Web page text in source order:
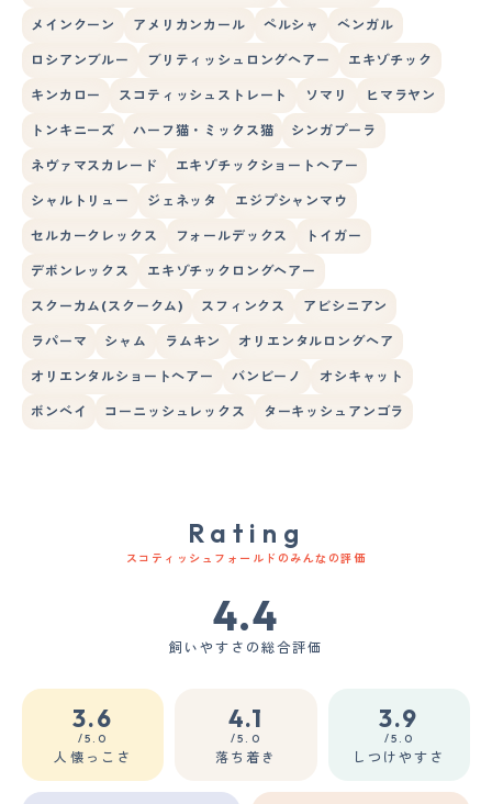
メインクーン アメリカンカール ペルシャ ベンガル
ロシアンブルー ブリティッシュロングヘアー エキゾチック
キンカロー スコティッシュストレート ソマリ ヒマラヤン
トンキニーズ ハーフ猫・ミックス猫 シンガプーラ
ネヴァマスカレード エキゾチックショートヘアー
シャルトリュー ジェネッタ エジプシャンマウ
セルカークレックス フォールデックス トイガー
デボンレックス エキゾチックロングヘアー
スクーカム(スクークム) スフィンクス アビシニアン
ラパーマ シャム ラムキン オリエンタルロングヘア
オリエンタルショートヘアー バンビーノ オシキャット
ボンベイ コーニッシュレックス ターキッシュアンゴラ
Rating
スコティッシュフォールドのみんなの評価
4.4
飼いやすさの総合評価
3.6
/5.0
人懐っこさ
4.1
/5.0
落ち着き
3.9
/5.0
しつけやすさ